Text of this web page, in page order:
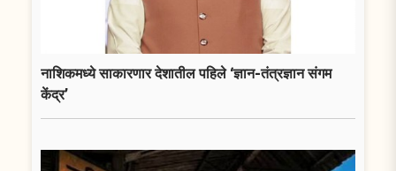
नाशिकमध्ये साकारणार देशातील पहिले ‘ज्ञान-तंत्रज्ञान संगम
केंद्र’